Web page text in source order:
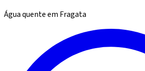
Água quenteem Fragata